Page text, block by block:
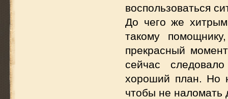
воспользоваться
До чего же
такому
прекрасный
сейчас
хороший план. Но
чтобы не наломать